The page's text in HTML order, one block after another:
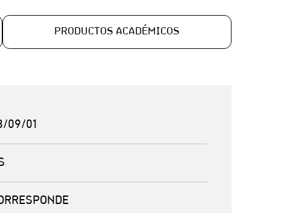
PRODUCTOS ACADÉMICOS
09/01